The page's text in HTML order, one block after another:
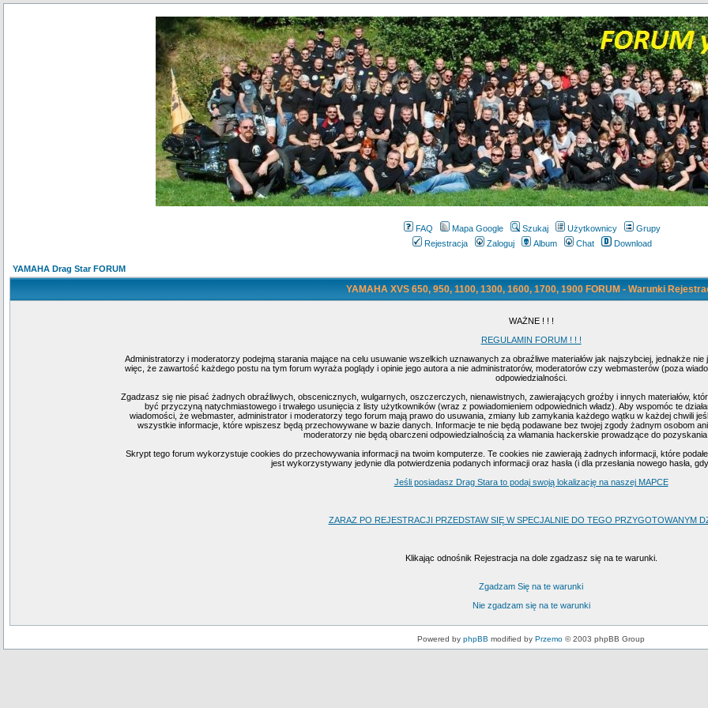
FAQ Mapa Google Szukaj Użytkownicy
Grupy
Rejestracja
Zaloguj Album Chat Download
YAMAHA Drag Star FORUM
YAMAHA XVS 650, 950, 1100, 1300, 1600, 1700, 1900 FORUM - Warunki
WAŻNE ! ! !
REGULAMIN FORUM ! ! !
Administratorzy i moderatorzy podejmą starania mające na celu usuwanie wszelkich uznawanych za obraźliwe materiałów jak najszybciej, jednakże
więc, że zawartość każdego postu na tym forum wyraża poglądy i opinie jego autora a nie administratorów, moderatorów czy webmasterów (poza
odpowiedzialności.
Zgadzasz się nie pisać żadnych obraźliwych, obscenicznych, wulgarnych, oszczerczych, nienawistnych, zawierających groźby i innych materiałów,
być przyczyną natychmiastowego i trwałego usunięcia z listy użytkowników (wraz z powiadomieniem odpowiednich władz). Aby wspomóc te
wiadomości, że webmaster, administrator i moderatorzy tego forum mają prawo do usuwania, zmiany lub zamykania każdego wątku w każdej chwili
wszystkie informacje, które wpiszesz będą przechowywane w bazie danych. Informacje te nie będą podawane bez twojej zgody żadnym osobom
moderatorzy nie będą obarczeni odpowiedzialnością za włamania hackerskie prowadzące do
Skrypt tego forum wykorzystuje cookies do przechowywania informacji na twoim komputerze. Te cookies nie zawierają żadnych informacji, które
jest wykorzystywany jedynie dla potwierdzenia podanych informacji oraz hasła (i dla przesłania nowego hasła,
Jeśli posiadasz Drag Stara to podaj swoją lokalizację na naszej MAPCE
ZARAZ PO REJESTRACJI PRZEDSTAW SIĘ W SPECJALNIE DO TEGO PRZYGOTOWANYM
Klikając odnośnik Rejestracja na dole zgadzasz się na te warunki.
Zgadzam Się na te warunki
Nie zgadzam się na te warunki
Powered by phpBB modified by Przemo © 2003 phpBB Group